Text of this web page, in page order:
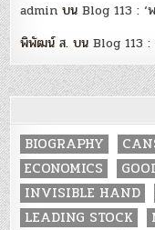
admin บนBlog 113 :
พิพัฒน์ ส. บนBlog 113
BIOGRAPHY
ECONOMICS
INVISIBLE HAND
LEADING STOCK